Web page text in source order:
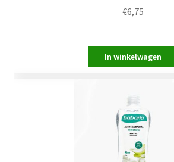
uit 5
€6,75